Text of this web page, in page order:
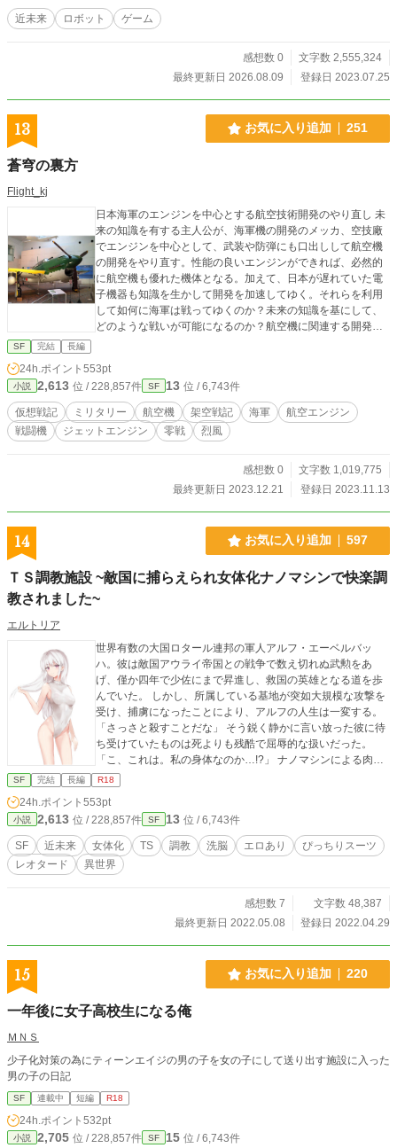
近未来 ロボット ゲーム
感想数 0
文字数 2,555,324
最終更新日 2026.08.09
登録日 2023.07.25
13 お気に入り追加 251
蒼穹の裏方
Flight_kj
日本海軍のエンジンを中心とする航空技術開発のやり直し 未
来の知識を有する主人公が、海軍機の開発のメッカ、空技廠
でエンジンを中心として、武装や防弾にも口出しして航空機
の開発をやり直す。性能の良いエンジンができれば、必然的
に航空機も優れた機体となる。加えて、日本が遅れていた電
子機器も知識を生かして開発を加速してゆく。それらを利用
して如何に海軍は戦ってゆくのか？未来の知識を基にして、
どのような戦いが可能になるのか？航空機に関連する開発を
SF 完結 長編
24h.ポイント 553pt
小説 2,613 位 / 228,857件 SF 13 位 / 6,743件
仮想戦記 ミリタリー 航空機 架空戦記 海軍
航空エンジン
戦闘機
ジェットエンジン 零戦 烈風
感想数 0
文字数 1,019,775
最終更新日 2023.12.21
登録日 2023.11.13
14 お気に入り追加 597
ＴＳ調教施設 ~敵国に捕らえられ女体化ナノマシンで快楽調
教されました~
エルトリア
世界有数の大国ロタール連邦の軍人アルフ・エーベルバッ
ハ。彼は敵国アウライ帝国との戦争で数え切れぬ武勲をあ
げ、僅か四年で少佐にまで昇進し、救国の英雄となる道を歩
んでいた。 しかし、所属している基地が突如大規模な攻撃を
受け、捕虜になったことにより、アルフの人生は一変する。
「さっさと殺すことだな」 そう鋭く静かに言い放った彼に待
ち受けていたものは死よりも残酷で屈辱的な扱いだった。
「こ、これは。私の身体なのか…!?」 ナノマシンによる肉体
改造によりアルフの身体は年端もいかない少女へと変容して
しまう。 怒りに震えるアルフ。調教師と呼ばれる男はそれを
見ながら言い放つ。 「お前は食事ではなく精液でしか栄養を
摂取出来ない身体になったんだよ」 こうしてアルフは089と
いう囚人番号を与えられ、雌奴隷として調教される第二の人
生を歩み始めた。 ※個人制作でコミカライズ版を配信しまし
た。作品下部バナーでご検索ください！
SF 完結 長編 R18
24h.ポイント 553pt
小説 2,613 位 / 228,857件 SF 13 位 / 6,743件
SF 近未来 女体化 TS 調教 洗脳 エロあり
ぴっちりスーツ
レオタード
異世界
感想数 7
文字数 48,387
最終更新日 2022.05.08
登録日 2022.04.29
15 お気に入り追加 220
一年後に女子高校生になる俺
ＭＮＳ
少子化対策の為にティーンエイジの男の子を女の子にして送り出す施設に入った
男の子の日記
SF 連載中 短編 R18
24h.ポイント 532pt
小説 2,705 位 / 228,857件 SF 15 位 / 6,743件